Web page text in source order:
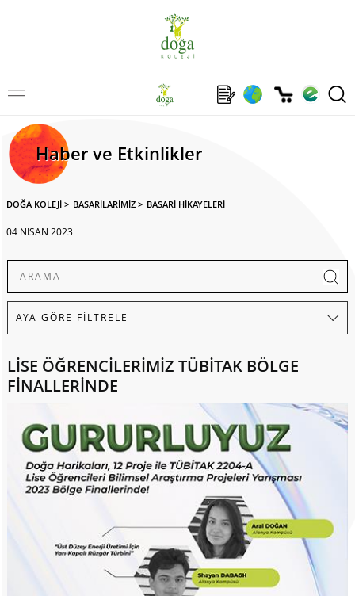
Haber ve Etkinlikler
DOĞA KOLEJİ > BASARİLARİMİZ > BASARİ HİKAYELERİ
04 NİSAN 2023
LİSE ÖĞRENCİLERİMİZ TÜBİTAK BÖLGE
FİNALLERİNDE